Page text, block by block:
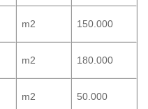
m2 150.000
m2 180.000
m2 50.000